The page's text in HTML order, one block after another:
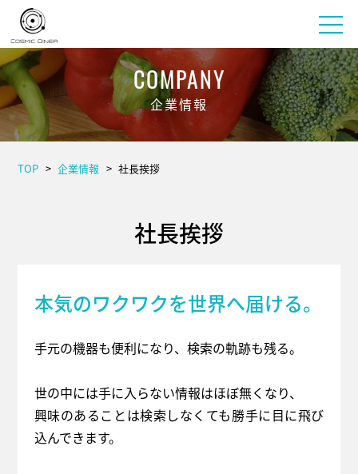
COMPANY
企業情報
TOP 企業情報 社長挨拶
社長挨拶
本気のワクワクを世界へ届ける。
手元の機器も便利になり、検索の軌跡も残る。
世の中には手に入らない情報はほぼ無くなり、
興味のあることは検索しなくても勝手に目に飛び
込んできます。